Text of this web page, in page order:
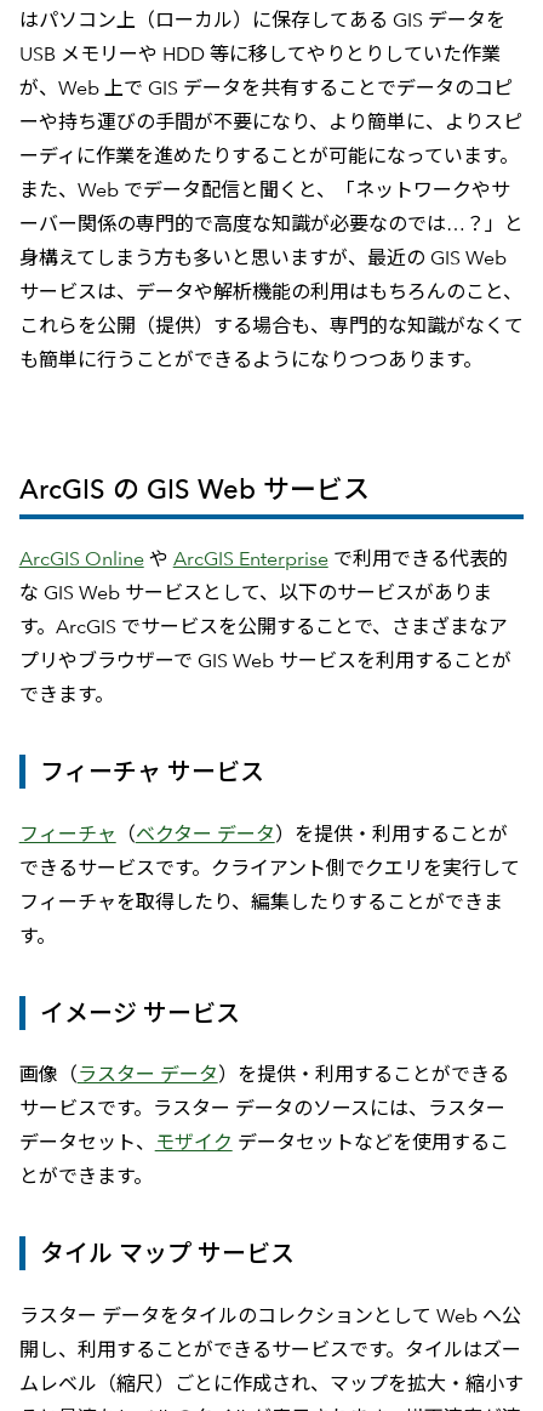
はパソコン上（ローカル）に保存してある GIS データを
USB メモリーや HDD 等に移してやりとりしていた作業
が、Web 上で GIS データを共有することでデータのコピ
ーや持ち運びの手間が不要になり、より簡単に、よりスピ
ーディに作業を進めたりすることが可能になっています。
また、Web でデータ配信と聞くと、「ネットワークやサ
ーバー関係の専門的で高度な知識が必要なのでは…？」と
身構えてしまう方も多いと思いますが、最近の GIS Web
サービスは、データや解析機能の利用はもちろんのこと、
これらを公開（提供）する場合も、専門的な知識がなくて
も簡単に行うことができるようになりつつあります。
ArcGIS の GIS Web サービス
ArcGIS Onlineや ArcGIS Enterpriseで利用できる代表的
な GIS Web サービスとして、以下のサービスがありま
す。ArcGIS でサービスを公開することで、さまざまなア
プリやブラウザーで GIS Web サービスを利用することが
できます。
フィーチャ サービス
フィーチャ （ベクター データ）を提供・利用することが
できるサービスです。クライアント側でクエリを実行して
フィーチャを取得したり、編集したりすることができま
す。
イメージ サービス
画像（ ラスター データ ）を提供・利用することができる
サービスです。ラスター データのソースには、ラスター
データセット、
モザイク データセットなどを使用するこ
とができます。
タイル マップ サービス
ラスター データをタイルのコレクションとして Web へ公
開し、利用することができるサービスです。タイルはズー
ムレベル（縮尺）ごとに作成され、マップを拡大・縮小す